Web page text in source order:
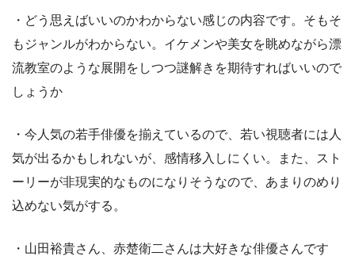
・どう思えばいいのかわからない感じの内容です。そもそ
もジャンルがわからない。イケメンや美女を眺めながら漂
流教室のような展開をしつつ謎解きを期待すればいいので
しょうか
・今人気の若手俳優を揃えているので、若い視聴者には人
気が出るかもしれないが、感情移入しにくい。また、スト
ーリーが非現実的なものになりそうなので、あまりのめり
込めない気がする。
・山田裕貴さん、赤楚衛二さんは大好きな俳優さんです